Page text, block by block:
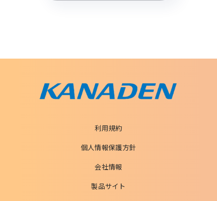
利用規約
個人情報保護方針
会社情報
製品サイト